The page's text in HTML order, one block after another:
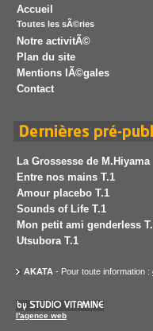
Accueil
Toutes les sÃ©ries
Notre activitÃ©
Plan du site
Mentions lÃ©gales
Contact
La Grossesse de M.Hiyama
Entre nos mains T.1
Amour placebo T.1
Sounds of Life T.1
Mon petit ami genderless
Utsubora T.1
AKATA - Pour toute information :
l'agence web